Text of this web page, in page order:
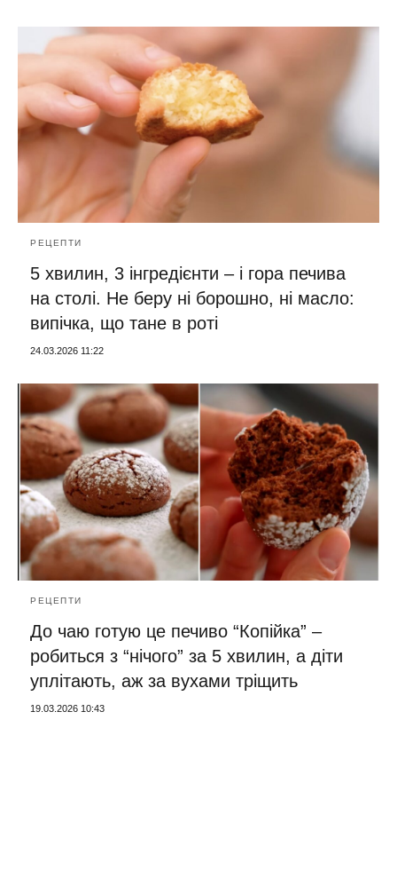
РЕЦЕПТИ
5 хвилин, 3 інгредієнти – і гора печива
на столі. Не беру ні борошно, ні масло:
випічка, що тане в роті
24.03.2026 11:22
РЕЦЕПТИ
До чаю готую це печиво “Копійка” –
робиться з “нічого” за 5 хвилин, а діти
уплітають, аж за вухами тріщить
19.03.2026 10:43